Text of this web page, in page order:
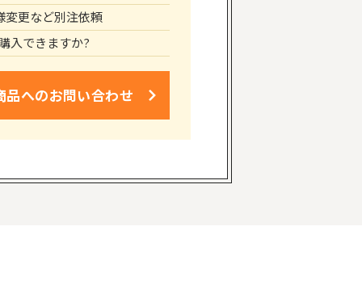
変更など別注依頼
入できますか?
品へのお問い合わせ